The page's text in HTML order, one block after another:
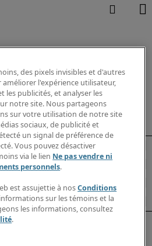
des pixels invisibles et d'autres
l'expérience utilisateur,
les publicités, et analyser les
notre site. Nous partageons
sur votre utilisation de notre site
sociaux, de publicité et
un signal de préférence de
Vous pouvez désactiver
via le lien Ne pas vendre ni
personnels.
est assujettie à nosConditions
sur les témoins et la
les informations, consultez
.